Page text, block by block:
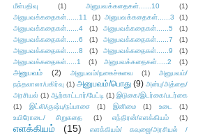
மீள்பதிவு
(1) அனுபவக்கதைகள்......10
(1)
அனுபவக்கதைகள்......11
(1) அனுபவக்கதைகள்......3
(1)
அனுபவக்கதைகள்......4
(1) அனுபவக்கதைகள்......5
(1)
அனுபவக்கதைகள்......6
(1) அனுபவக்கதைகள்......7
(1)
அனுபவக்கதைகள்......8
(1) அனுபவக்கதைகள்......9
(1)
அனுபவக்கதைகள்.....1
(1) அனுபவக்கதைகள்.....2 (1)
அனுபவம் (2) அனுபவம்/நகைச்சுவை (1)
அனுபவம்/
நந்தலாலா/பகிர்வு (1) அனுபவம்/பொது (9) அன்பு/அத்தை/
அரசியல் (1) ஆற்காட்டார்/பேட்டி (1) இடுகை/இடர்கை/படர்கை
(1)
இட்லி/குஷ்பு/நப்பாசை (1) இனிமை (1) உடை
(1)
உயிரோடை/ சிறுகதை
(1) எந்திரன்/எளக்கியம் (1)
எளக்கியம் (15)
எளக்கியம்/ கவுஜை/அரசியல் /